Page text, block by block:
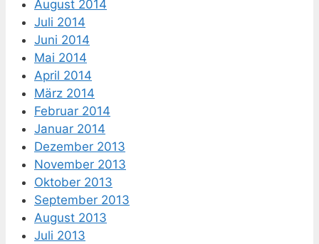
August 2014
Juli 2014
Juni 2014
Mai 2014
April 2014
März 2014
Februar 2014
Januar 2014
Dezember 2013
November 2013
Oktober 2013
September 2013
August 2013
Juli 2013